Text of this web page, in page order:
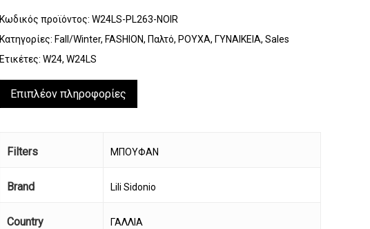
Κωδικός προϊόντος:W24LS-PL263-NOIR
Κατηγορίες: Fall/Winter, FASHION, Παλτό, ΡΟΥΧΑ, ΓΥΝΑΙΚΕΙΑ,Sales
Ετικέτες:W24,W24LS
Επιπλέον πληροφορίες
Filters ΜΠΟΥΦΑΝ
Brand Lili Sidonio
Country ΓΑΛΛΙΑ